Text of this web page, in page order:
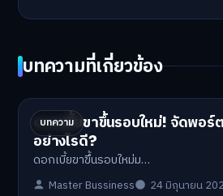
บทความที่เกี่ยวข้อง
บทความ
ดอกเบี้ยขาขึ้นรอบใหม่! จัดพอ
อย่างไรดี?
ดอกเบี้ยขาขึ้นรอบใหม่ม…
Master Bussiness 24 มิถุนายน